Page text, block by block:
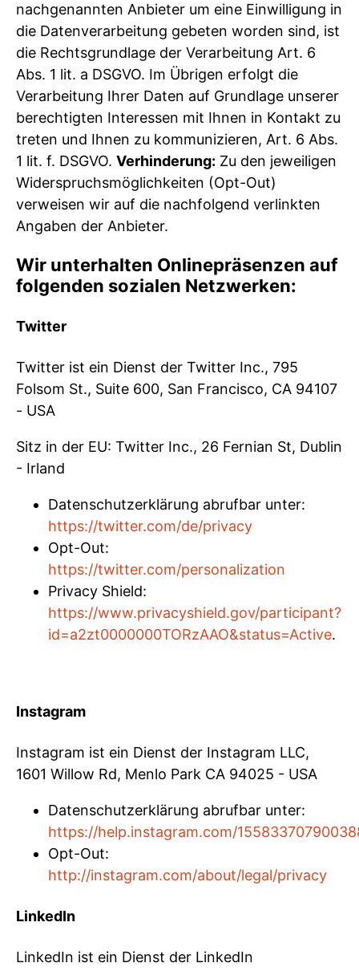
nachgenannten Anbieter um eine Einwilligung in
die Datenverarbeitung gebeten worden sind, ist
die Rechtsgrundlage der Verarbeitung Art. 6
Abs. 1 lit. a DSGVO. Im Übrigen erfolgt die
Verarbeitung Ihrer Daten auf Grundlage unserer
berechtigten Interessen mit Ihnen in Kontakt zu
treten und Ihnen zu kommunizieren, Art. 6 Abs.
1 lit. f. DSGVO. Verhinderung: Zu den jeweiligen
Widerspruchsmöglichkeiten (Opt-Out)
verweisen wir auf die nachfolgend verlinkten
Angaben der Anbieter.
Wir unterhalten Onlinepräsenzen auf
folgenden sozialen Netzwerken:
Twitter
Twitter ist ein Dienst der Twitter Inc., 795
Folsom St., Suite 600, San Francisco, CA 94107
- USA
Sitz in der EU: Twitter Inc., 26 Fernian St, Dublin
- Irland
Datenschutzerklärung abrufbar unter:
https://twitter.com/de/privacy
Opt-Out:
https://twitter.com/personalization
Privacy Shield:
https://www.privacyshield.gov/participant?
id=a2zt0000000TORzAAO&status=Active.
Instagram
Instagram ist ein Dienst der Instagram LLC,
1601 Willow Rd, Menlo Park CA 94025 - USA
Datenschutzerklärung abrufbar unter:
https://help.instagram.com/
Opt-Out:
http://instagram.com/about/legal/privacy
LinkedIn
LinkedIn ist ein Dienst der LinkedIn